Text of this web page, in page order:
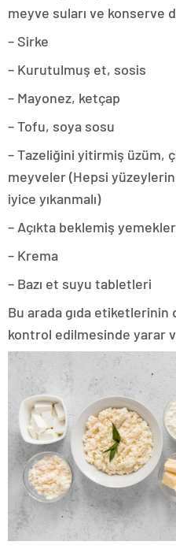
meyve suları ve konserve
– Sirke
– Kurutulmuş et, sosis
– Mayonez, ketçap
– Tofu, soya sosu
– Tazeliğini yitirmiş üzüm,
meyveler (Hepsi
iyice yıkanmalı)
– Açıkta beklemiş yemekler
– Krema
– Bazı et suyu tabletleri
Bu arada gıda etiketlerinin
kontrol edilmesinde yarar